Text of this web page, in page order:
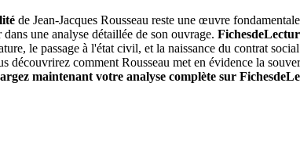
de Jean-Jacques Rousseau reste une œuvre
une analyse détaillée de son ouvrage.
le passage à l'état civil, et la naissance du contrat
comment Rousseau met en évidence la
maintenant votre analyse complète sur